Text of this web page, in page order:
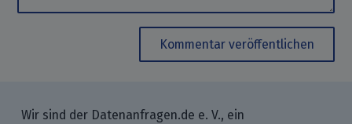
Kommentar veröffentlichen
Wir sind der Datenanfragen.de e. V., ein